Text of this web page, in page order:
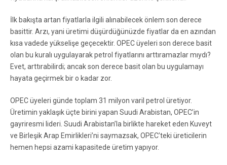
İlk bakışta artan fiyatlarla ilgili alınabilecek önlem son derece
basittir. Arzı, yani üretimi düşürdüğünüzde fiyatlar da en azından
kısa vadede yükselişe geçecektir. OPEC üyeleri son derece basit
olan bu kuralı uygulayarak petrol fiyatlarını arttıramazlar mıydı?
Evet, arttırabilirdi; ancak son derece basit olan bu uygulamayı
hayata geçirmek bir o kadar zor.
OPEC üyeleri günde toplam 31 milyon varil petrol üretiyor.
Üretimin yaklaşık üçte birini yapan Suudi Arabistan, OPEC’in
gayriresmi lideri. Suudi Arabistan’la birlikte hareket eden Kuveyt
ve Birleşik Arap Emirlikleri’ni saymazsak, OPEC’teki üreticilerin
hemen hepsi azami kapasitede üretim yapıyor.